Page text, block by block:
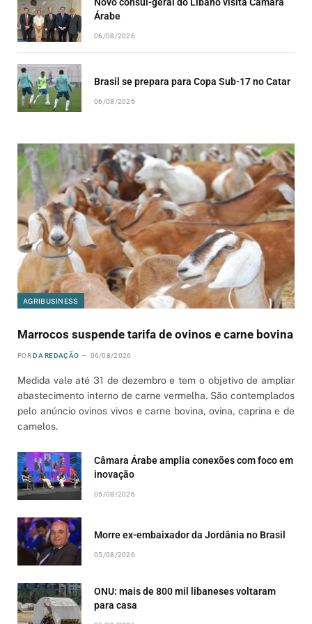
Árabe
06/08/2026
Brasil se prepara para Copa Sub-17 no Catar
06/08/2026
AGRIBUSINESS
Marrocos suspende tarifa de ovinos e carne bovina
POR DA REDAÇÃO 06/08/2026
Medida vale até 31 de dezembro e tem o objetivo de ampliar
abastecimento interno de carne vermelha. São contemplados
pelo anúncio ovinos vivos e carne bovina, ovina, caprina e de
camelos.
Câmara Árabe amplia conexões com foco em
inovação
05/08/2026
Morre ex-embaixador da Jordânia no Brasil
05/08/2026
ONU: mais de 800 mil libaneses voltaram
para casa